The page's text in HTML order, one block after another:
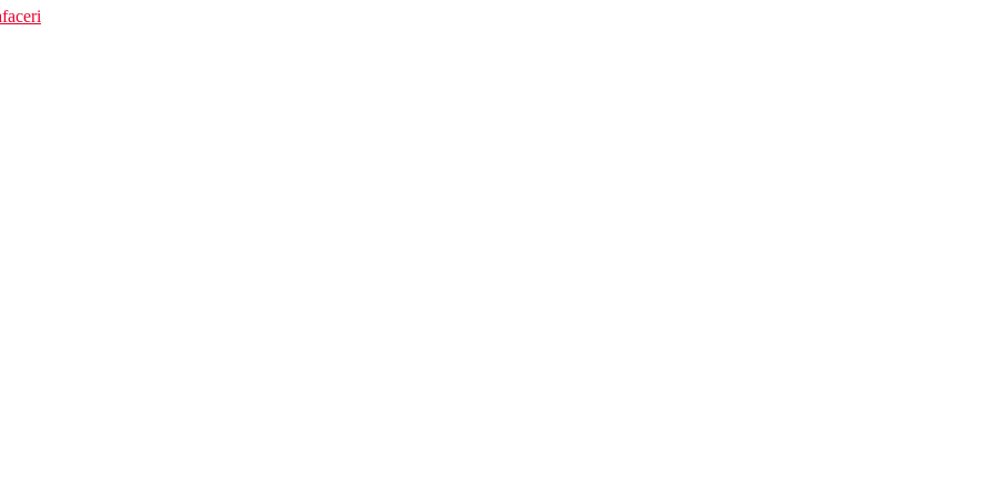
de mai sus)